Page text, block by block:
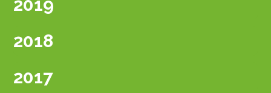
2019
2018
2017